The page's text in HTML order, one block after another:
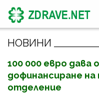
НОВИНИ
100 000 евро дава
дофинансиране
отделение